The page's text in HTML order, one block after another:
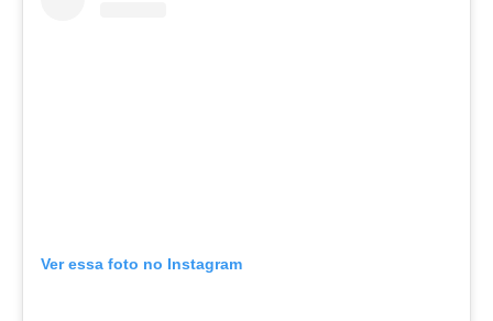
Ver essa foto no Instagram